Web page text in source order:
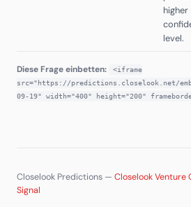
higher
level.
Diese Frage einbetten:
<iframe
src="https://predictions.closelook.net/
09-19" width="400" height="200"
Closelook Predictions — Closelook Venture
Signal